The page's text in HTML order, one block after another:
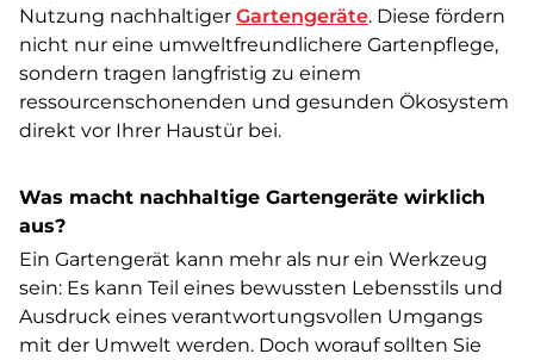
Nutzung nachhaltiger Gartengeräte. Diese fördern
nicht nur eine umweltfreundlichere Gartenpflege,
sondern tragen langfristig zu einem
ressourcenschonenden und gesunden Ökosystem
direkt vor Ihrer Haustür bei.
Was macht nachhaltige Gartengeräte wirklich
aus?
Ein Gartengerät kann mehr als nur ein Werkzeug
sein: Es kann Teil eines bewussten Lebensstils und
Ausdruck eines verantwortungsvollen Umgangs
mit der Umwelt werden. Doch worauf sollten Sie